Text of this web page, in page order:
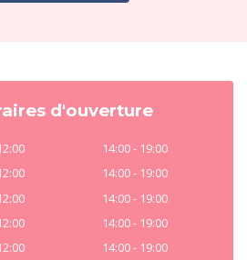
d'ouverture
14:00 - 19:00
14:00 - 19:00
14:00 - 19:00
14:00 - 19:00
14:00 - 19:00